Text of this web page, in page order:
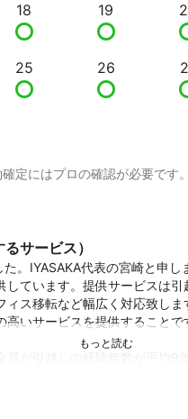
18 19
25 26
定にはプロの確認が必要です
サービス）
。IYASAKA代表の宮崎と申
しています。提供サービスは
ス移転など幅広く対応致し
いサービスを提供することで
者レベルのスキルと知識を有